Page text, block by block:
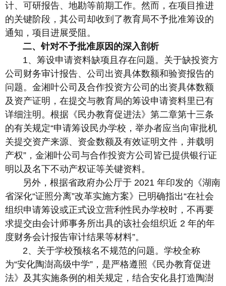
计、可研报告、地勘等前期工作。然而，在项目推进
的关键阶段，其公司却收到了教育局不予批准筹设的
通知，项目进展受阻。
二、针对不予批准原因的深入剖析
1、筹设申请资料缺项且存在问题。关于缺投资方
公司财务审计报告、公司出资具体数额和验资报告的
问题。金湘叶公司及合作投资方公司的出资具体数额
及资产证明，在提交与教育局的筹设申请资料里已有
详细注明。根据《民办教育促进法》第二章第十三条
的有关规定“申请筹设民办学校，举办者应当向审批机
关提交资产来源、资金数额及有效证明文件，并载明
产权”，金湘叶公司与合作投资方公司皆已提供银行证
明以及名下不动产权证等关键资料。
另外，根据省政府办公厅于 2021 年印发的《湖南
省深化“证照分离”改革实施方案》已明确指出“在社会
组织申请筹设或正式设立营利性民办学校时，不再要
求提交由会计师事务所出具的该社会组织近 2 年的年
度财务会计报告审计结果等材料”。
2、关于学校预核名不规范的问题。学校全称
为“安化陶澍高级中学”，是严格遵照《民办教育促进
法》及其实施条例的相关规定，结合安化县打造陶澍